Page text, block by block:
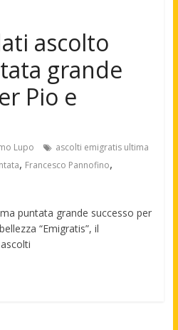
ascolto
grande
Pio e
Lupo
ascolti emigratis ultima
, Francesco Pannofino,
puntata grande successo per
“Emigratis”, il